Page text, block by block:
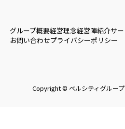
グループ概要経営理念経営陣紹介サ
お問い合わせプライバシーポリシー
Copyright © ベルシティグルー